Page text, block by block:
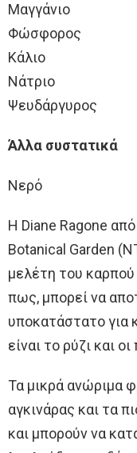
Μαγγάνιο
Φώσφορος
Κάλιο 490
Νάτριο 2
Ψευδάργυρος
Άλλα συστατικά
Νερό
Η Diane Ragone
Botanical Garden
μελέτη του καρπού
πως, μπορεί να
υποκατάστατο για
είναι το ρύζι και
Τα μικρά ανώριμα
αγκινάρας και τα
και μπορούν να